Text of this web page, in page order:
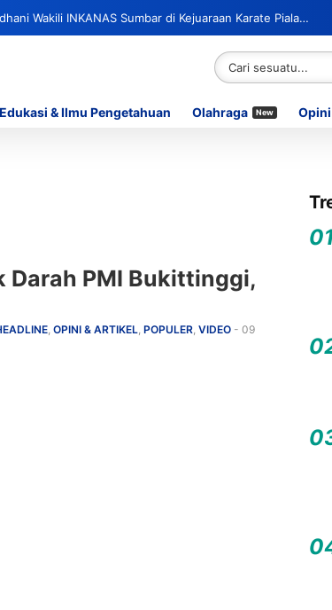
Wakili INKANAS Sumbar di Kejuaraan Karate Piala
Edukasi & Ilmu Pengetahuan Olahraga New
Darah PMI Bukittinggi,
OPINI & ARTIKEL POPULER VIDEO - 09